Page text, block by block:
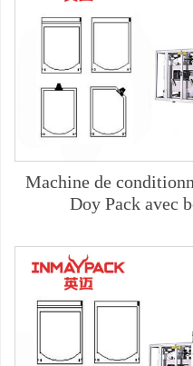
Machine de
Doy Pack avec